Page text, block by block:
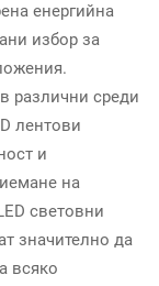
енергийна
избор за
различни среди
лентови
и
на
световни
значително да
всяко